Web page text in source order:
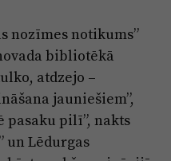
nozīmes notikums”
bibliotēkā
atdzejo –
jauniešiem”,
pasaku pilī”, nakts
un Lēdurgas